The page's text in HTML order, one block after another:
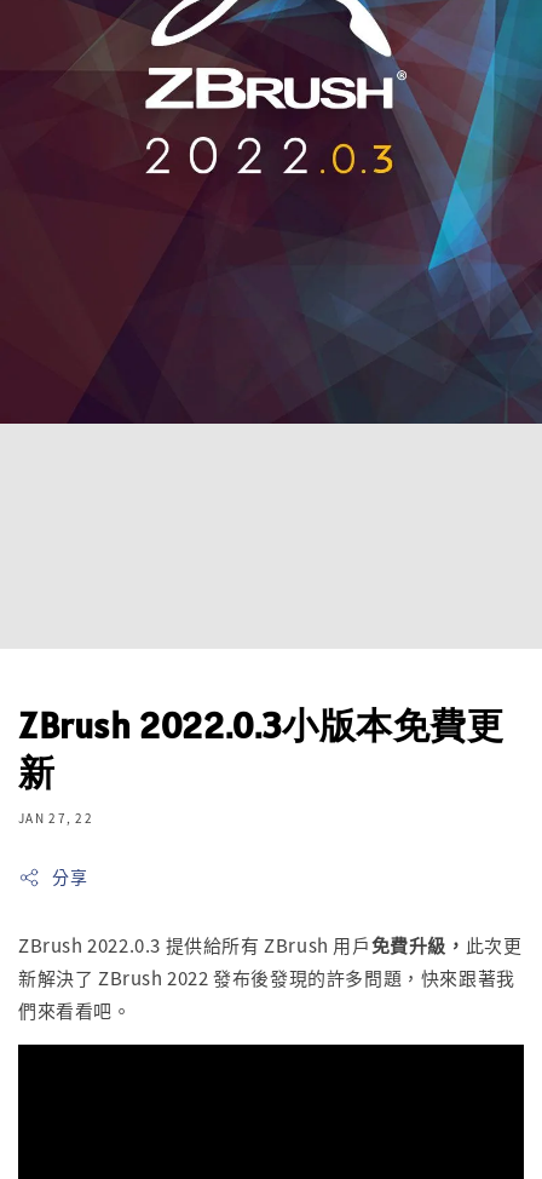
ZBrush 2022.0.3小版本免費更
新
JAN 27, 22
分享
ZBrush 2022.0.3 提供給所有 ZBrush 用戶免費升級， 此次更
新解決了 ZBrush 2022 發布後發現的許多問題，快來跟著我
們來看看吧。